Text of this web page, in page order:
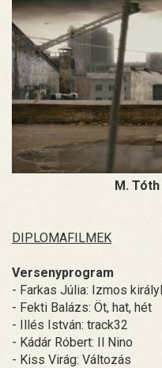
M.
DIPLOMAFILMEK
Versenyprogram
- Farkas Júlia: Izmos
- Fekti Balázs: Öt, hat, hét
- Illés István: track32
- Kádár Róbert: Il Nino
- Kiss Virág: Változás